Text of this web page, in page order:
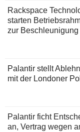
Rackspace
starten
zur
Palantir stellt
mit der Londoner
Palantir ficht
an, Vertrag wegen